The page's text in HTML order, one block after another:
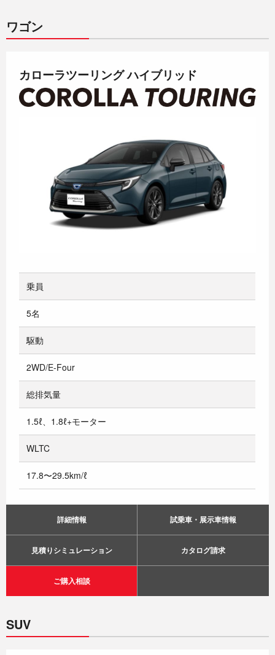
ワゴン
カローラツーリング ハイブリッド
乗員
5名
駆動
2WD/E-Four
総排気量
1.5ℓ、1.8ℓ+モーター
WLTC
17.8〜29.5km/ℓ
詳細情報 試乗車・展示車情報
見積りシミュレーション カタログ請求
ご購入相談
SUV